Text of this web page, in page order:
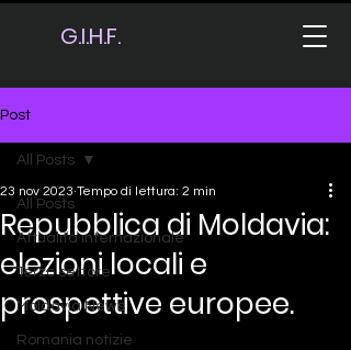
G.I.H.F.
Post
All Posts
Attualità internazionale
Terzo settore
Moldavia News
Romania notizie
All Posts
Repubblica di Moldavia:
elezioni locali e
prospettive europee.
23 nov 2023 Tempo di lettura: 2 min